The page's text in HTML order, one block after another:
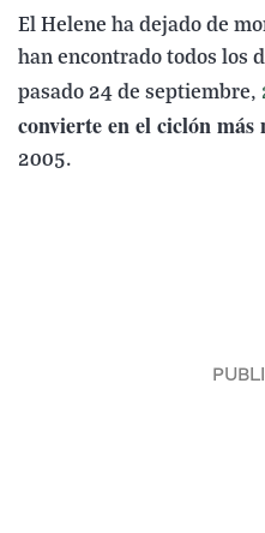
El Helene ha dejado de
han encontrado todos los
pasado 24 de septiembre,
convierte en el ciclón
2005.